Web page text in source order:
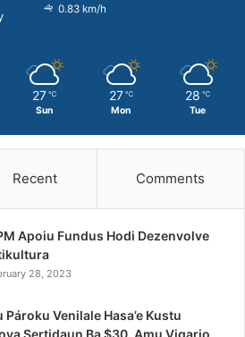
0.83 km/h
27 ℃
Sun
27 ℃
Mon
28 ℃
Tue
Recent Comments
Apoiu Fundus Hodi Dezenvolve
28, 2023
Pároku Venilale Hasa’e Kustu
Sertidaun Ba $30, Amu Vigario